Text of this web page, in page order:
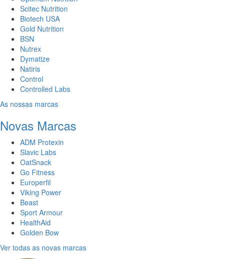
Scitec Nutrition
Biotech USA
Gold Nutrition
BSN
Nutrex
Dymatize
Natiris
Control
Controlled Labs
As nossas marcas
Novas Marcas
ADM Protexin
Slavic Labs
OatSnack
Go Fitness
Europerfil
Viking Power
Beast
Sport Armour
HealthAid
Golden Bow
Ver todas as novas marcas